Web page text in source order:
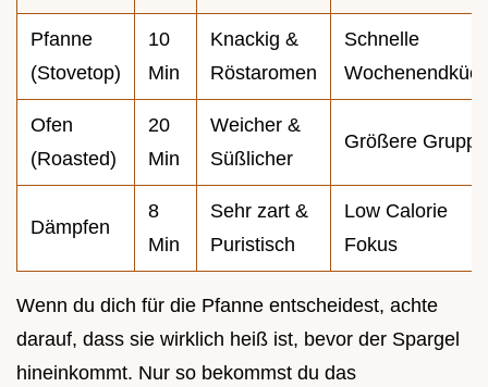
Pfanne
(Stovetop)
10
Min
Knackig &
Röstaromen
Schnelle
Ofen
(Roasted)
20
Min
Weicher &
Süßlicher
Größere
Dämpfen
8
Min
Sehr zart &
Puristisch
Low Calorie
Fokus
Wenn du dich für die Pfanne entscheidest, achte
darauf, dass sie wirklich heiß ist, bevor der Spargel
hineinkommt. Nur so bekommst du das